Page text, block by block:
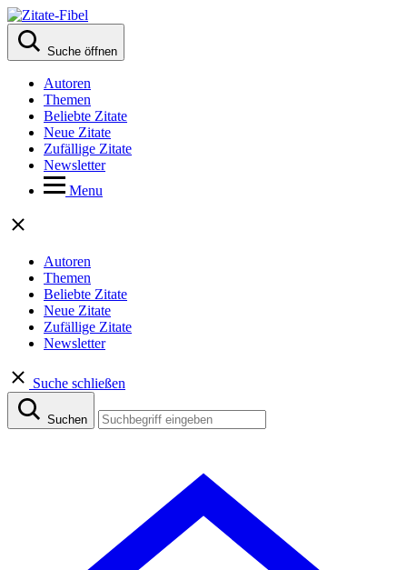
Suche öffnen
Autoren
Themen
Beliebte Zitate
Neue Zitate
Zufällige Zitate
Newsletter
Menu
Autoren
Themen
Beliebte Zitate
Neue Zitate
Zufällige Zitate
Newsletter
Suche schließen
Suchen